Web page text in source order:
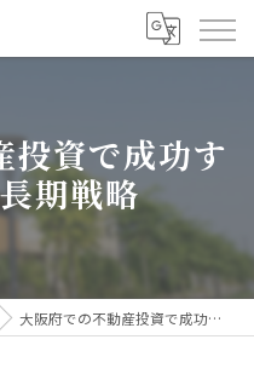
投資で成功す
期戦略
大阪府での不動産投資で成功するための中長期戦略